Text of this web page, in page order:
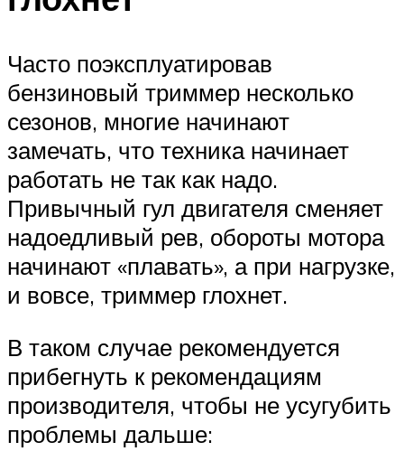
Часто поэксплуатировав
бензиновый триммер несколько
сезонов, многие начинают
замечать, что техника начинает
работать не так как надо.
Привычный гул двигателя сменяет
надоедливый рев, обороты мотора
начинают «плавать», а при нагрузке,
и вовсе, триммер глохнет.
В таком случае рекомендуется
прибегнуть к рекомендациям
производителя, чтобы не усугубить
проблемы дальше: